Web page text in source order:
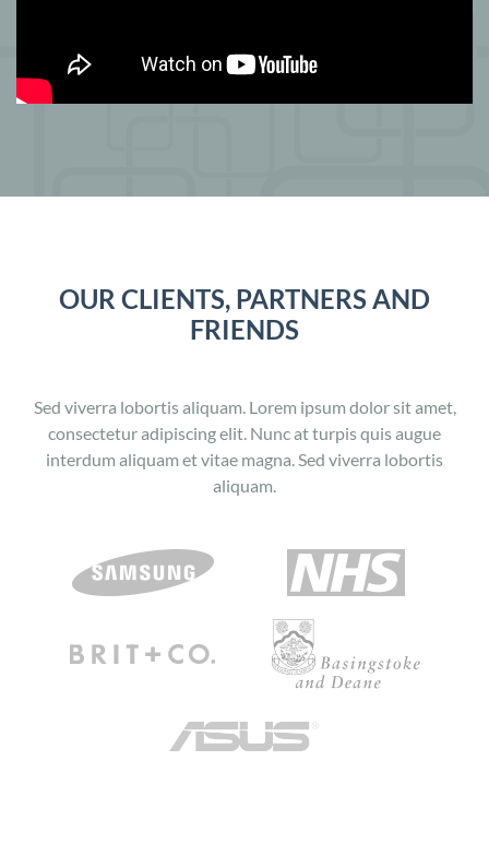
OUR CLIENTS, PARTNERS AND
FRIENDS
Sed viverra lobortis aliquam. Lorem ipsum dolor sit amet,
consectetur adipiscing elit. Nunc at turpis quis augue
interdum aliquam et vitae magna. Sed viverra lobortis
aliquam.